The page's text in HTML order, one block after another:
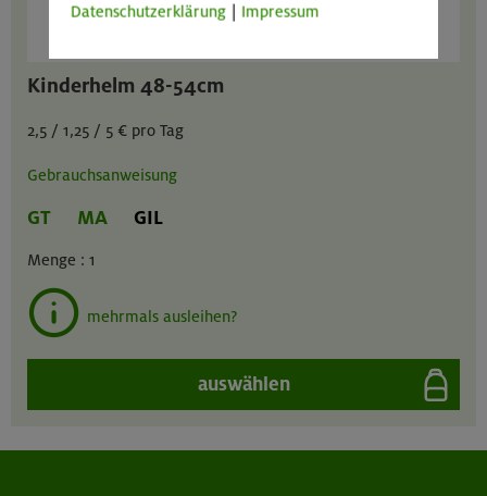
Kinderhelm 48-54cm
2,5 / 1,25 / 5 € pro Tag
Gebrauchsanweisung
GT MA GIL
Menge : 1
mehrmals ausleihen?
auswählen
Datenschutzerklärung Impressum